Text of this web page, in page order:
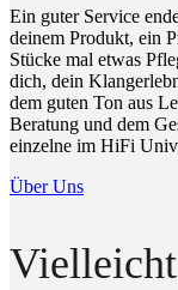
Ein guter Service
deinem Produkt, ein
Stücke mal etwas
dich, dein
dem guten Ton aus
Beratung und dem
einzelne im HiFi
Über Uns